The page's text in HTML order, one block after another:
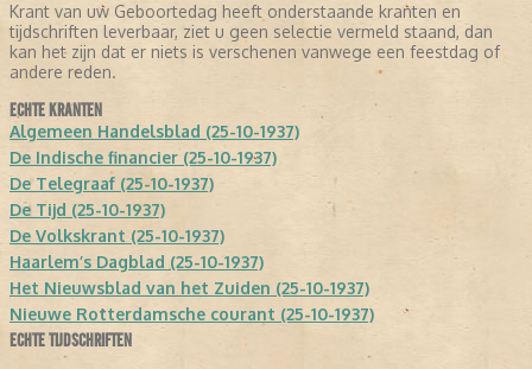
Krant van uw Geboortedag heeft onderstaande kranten en
tijdschriften leverbaar, ziet u geen selectie vermeld staand, dan
kan het zijn dat er niets is verschenen vanwege een feestdag of
andere reden.
ECHTE KRANTEN
Algemeen Handelsblad (25-10-1937)
De Indische financier (25-10-1937)
De Telegraaf (25-10-1937)
De Tijd (25-10-1937)
De Volkskrant (25-10-1937)
Haarlem’s Dagblad (25-10-1937)
Het Nieuwsblad van het Zuiden (25-10-1937)
Nieuwe Rotterdamsche courant (25-10-1937)
ECHTE TIJDSCHRIFTEN